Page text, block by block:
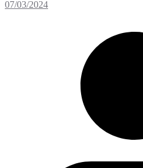
07/03/2024